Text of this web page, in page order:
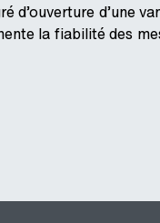
d’une
la fiabilité des